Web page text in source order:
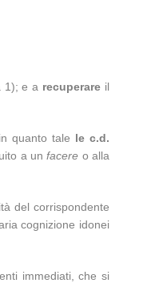
1); e a recuperare il
quanto tale le c.d.
a unfacere o alla
del corrispondente
cognizione idonei
immediati, che si